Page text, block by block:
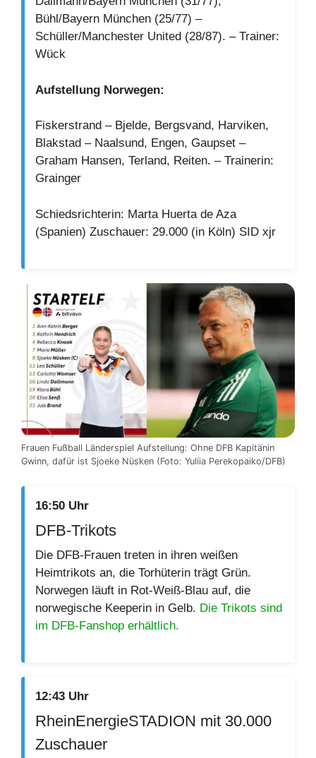
Bühl/Bayern München (25/77) –
Schüller/Manchester United (28/87). – Trainer:
Wück
Aufstellung Norwegen:
Fiskerstrand – Bjelde, Bergsvand, Harviken,
Blakstad – Naalsund, Engen, Gaupset –
Graham Hansen, Terland, Reiten. – Trainerin:
Grainger
Schiedsrichterin: Marta Huerta de Aza
(Spanien) Zuschauer: 29.000 (in Köln) SID xjr
Frauen Fußball Länderspiel Aufstellung: Ohne DFB Kapitänin
Gwinn, dafür ist Sjoeke Nüsken (Foto: Yuliia Perekopaiko/DFB)
16:50 Uhr
DFB-Trikots
Die DFB-Frauen treten in ihren weißen
Heimtrikots an, die Torhüterin trägt Grün.
Norwegen läuft in Rot-Weiß-Blau auf, die
norwegische Keeperin in Gelb. Die Trikots sind
im DFB-Fanshop erhältlich.
12:43 Uhr
RheinEnergieSTADION mit 30.000
Zuschauer